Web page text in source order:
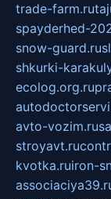
trade-farm.ru
spayderhed-
snow-guard.ru
shkurki-
ecolog.org.ru
avto-vozim.ru
stroyavt.ru
kvotka.ruiron-